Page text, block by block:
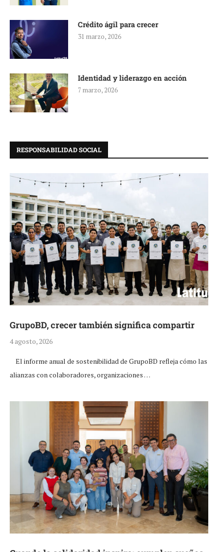
Crédito ágil para crecer
31 marzo, 2026
Identidad y liderazgo en acción
7 marzo, 2026
RESPONSABILIDAD SOCIAL
GrupoBD, crecer también significa compartir
4 agosto, 2026
El informe anual de sostenibilidad de GrupoBD refleja cómo las
alianzas con colaboradores, organizaciones …